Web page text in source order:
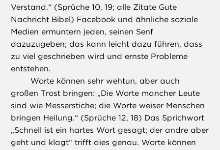
Verstand.“ (Sprüche 10, 19; alle Zitate Gute
Nachricht Bibel) Facebook und ähnliche soziale
Medien ermuntern jeden, seinen Senf
dazuzugeben; das kann leicht dazu führen, dass
zu viel geschrieben wird und ernste Probleme
entstehen.
Worte können sehr wehtun, aber auch
großen Trost bringen: „Die Worte mancher Leute
sind wie Messerstiche; die Worte weiser Menschen
bringen Heilung.“ (Sprüche 12, 18) Das Sprichwort
„Schnell ist ein hartes Wort gesagt; der andre aber
geht und klagt“ trifft dies genau. Worte können